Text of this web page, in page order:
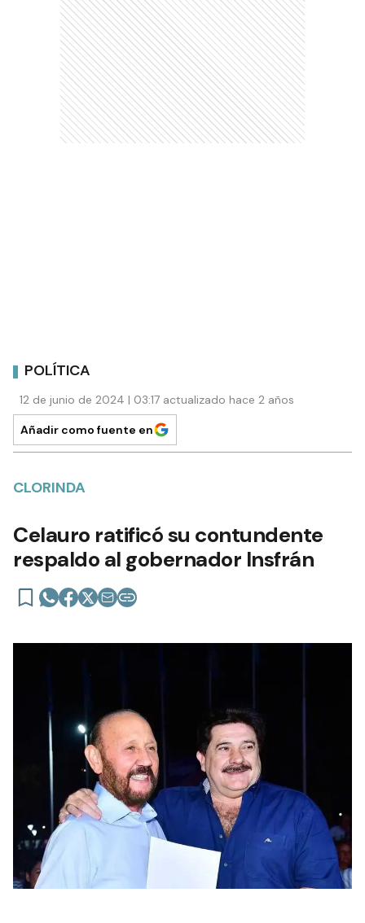
POLÍTICA
12 de junio de 2024 | 03:17 actualizado hace 2 años
Añadir como fuente en
CLORINDA
Celauro ratificó su contundente
respaldo al gobernador Insfrán